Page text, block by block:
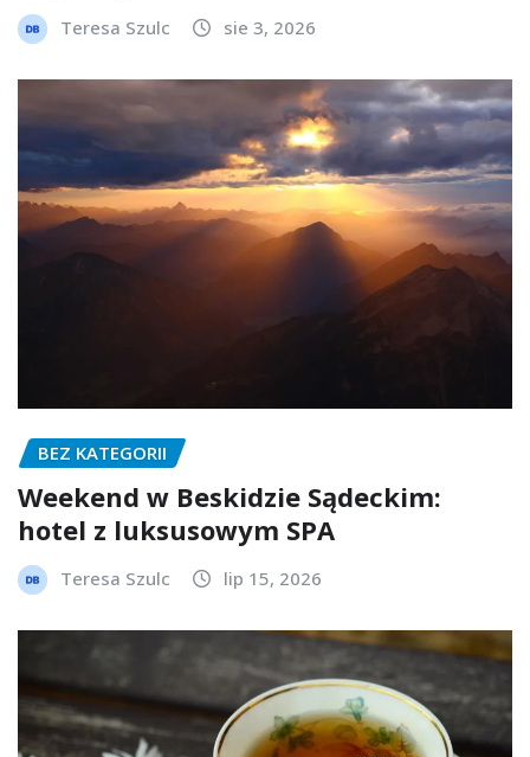
Teresa Szulc sie 3, 2026
BEZ KATEGORII
Weekend w Beskidzie Sądeckim:
hotel z luksusowym SPA
Teresa Szulc lip 15, 2026